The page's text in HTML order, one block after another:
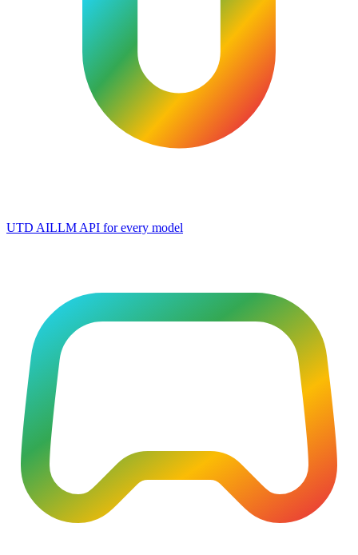
UTD AILLM API for every model